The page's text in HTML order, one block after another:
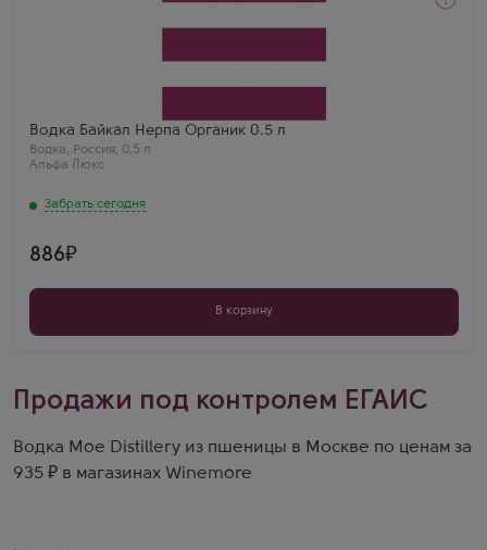
Водка Байкал Нерпа Органик 0.5 л
Водка, Россия, 0,5 л
Альфа Люкс
Забрать сегодня
Регион
Ульяновск
Борис К.
Нерпа Органик 0.5 — идеальный объем для
886
В корзину
Продажи под контролем ЕГАИС
Водка Moe Distillery из пшеницы в Москве по ценам за
935 ₽ в магазинах Winemore